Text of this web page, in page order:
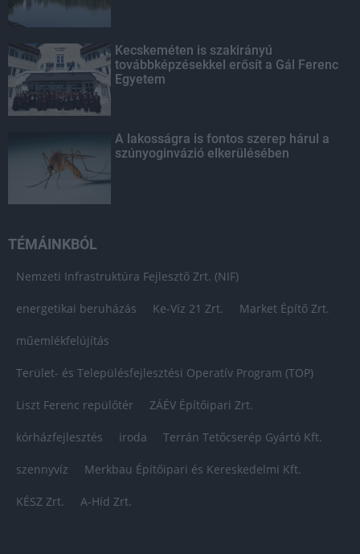
Kecskeméten is szakirányú
továbbképzésekkel erősít a Gál Ferenc
Egyetem
A lakosságra is fontos szerep hárul a
szúnyoginvázió elkerülésében
TÉMÁINKBÓL
Nemzeti Infrastruktúra Fejlesztő Zrt. (NIF)
energetikai beruházás Ke-Víz 21 Zrt. Market Építő Zrt.
műemlékfelújítás
Terület- és Településfejlesztési Operatív Program (TOP)
Liszt Ferenc repülőtér ZÁÉV Építőipari Zrt.
kórházfejlesztés iroda Terrán Tetőcserép Gyártó Kft.
szennyvíz Merkbau Építőipari és Kereskedelmi Kft.
KÉSZ Zrt. A-Híd Zrt.